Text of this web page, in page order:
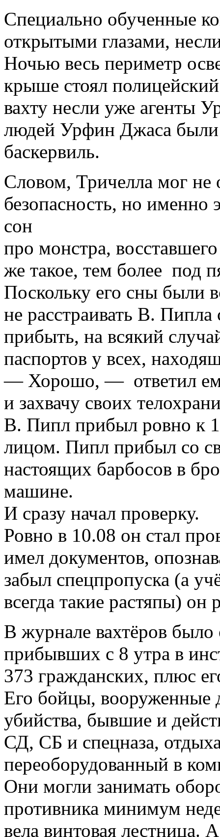
Специально обученные
открытыми глазами,
Ночью весь периметр
крыше стоял
вахту несли уже агенты
людей Урфин Джаса были
баскервиль.
Словом, Тричелла мог не
безопасность, но
сон
про монстра,
же такое, тем более под
Поскольку его сны были
не расстраивать В.
прибыть, на всякий
паспортов у всех,
— Хорошо, — ответил
и захвачу своих
В. Пипл прибыл ровно к
лицом. Пипл прибыл со
настоящих барбосов в
машине.
И сразу начал проверку.
Ровно в 10.08 он стал
имел документов,
забыл спецпропуска (а
всегда такие растяпы) он
В журнале вахтёров было
прибывших с 8 утра в
373 гражданских, плюс
Его бойцы, вооруженные
убийства, бывшие и
СД, СБ и спецназа,
переоборудованный в
Они могли занимать
противника минимум
вела винтовая лестница.